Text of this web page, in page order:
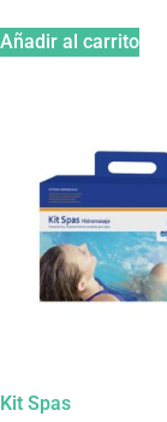
Añadir al carrito
Kit Spas